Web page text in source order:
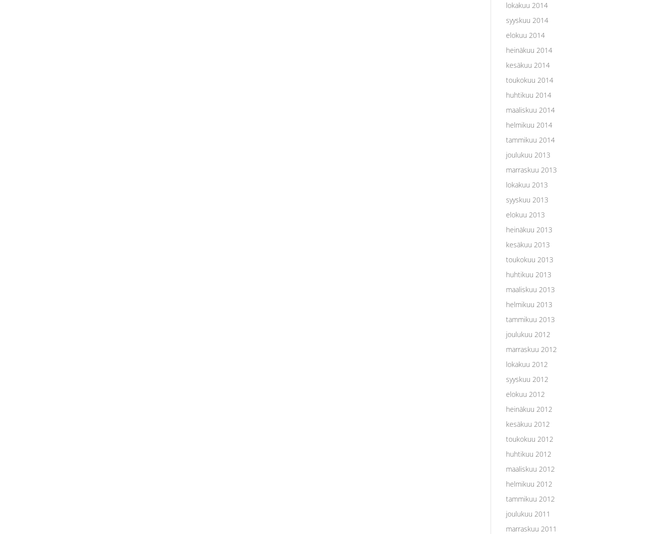
lokakuu 2014
syyskuu 2014
elokuu 2014
heinäkuu 2014
kesäkuu 2014
toukokuu 2014
huhtikuu 2014
maaliskuu 2014
helmikuu 2014
tammikuu 2014
joulukuu 2013
marraskuu 2013
lokakuu 2013
syyskuu 2013
elokuu 2013
heinäkuu 2013
kesäkuu 2013
toukokuu 2013
huhtikuu 2013
maaliskuu 2013
helmikuu 2013
tammikuu 2013
joulukuu 2012
marraskuu 2012
lokakuu 2012
syyskuu 2012
elokuu 2012
heinäkuu 2012
kesäkuu 2012
toukokuu 2012
huhtikuu 2012
maaliskuu 2012
helmikuu 2012
tammikuu 2012
joulukuu 2011
marraskuu 2011